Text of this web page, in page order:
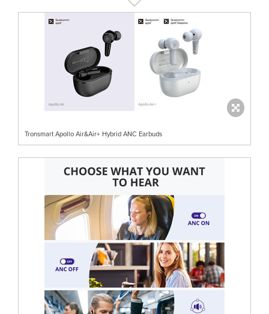
Tronsmart Apollo Air&Air+ Hybrid ANC Earbuds